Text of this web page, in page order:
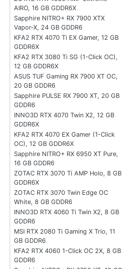
AIRO, 16 GB GDDR6X
Sapphire NITRO+ RX 7900 XTX
Vapor-X, 24 GB GDDR6
KFA2 RTX 4070 Ti EX Gamer, 12 GB
GDDR6X
KFA2 RTX 3080 Ti SG (1-Click OC),
12 GB GDDR6X
ASUS TUF Gaming RX 7900 XT OC,
20 GB GDDR6
Sapphire PULSE RX 7900 XT, 20 GB
GDDR6
INNO3D RTX 4070 Twin X2, 12 GB
GDDR6X
KFA2 RTX 4070 EX Gamer (1-Click
OC), 12 GB GDDR6X
Sapphire NITRO+ RX 6950 XT Pure,
16 GB GDDR6
ZOTAC RTX 3070 Ti AMP Holo, 8 GB
GDDR6X
ZOTAC RTX 3070 Twin Edge OC
White, 8 GB GDDR6
INNO3D RTX 4060 Ti Twin X2, 8 GB
GDDR6
MSI RTX 2080 Ti Gaming X Trio, 11
GB GDDR6
KFA2 RTX 4060 1-Click OC 2X, 8 GB
GDDR6